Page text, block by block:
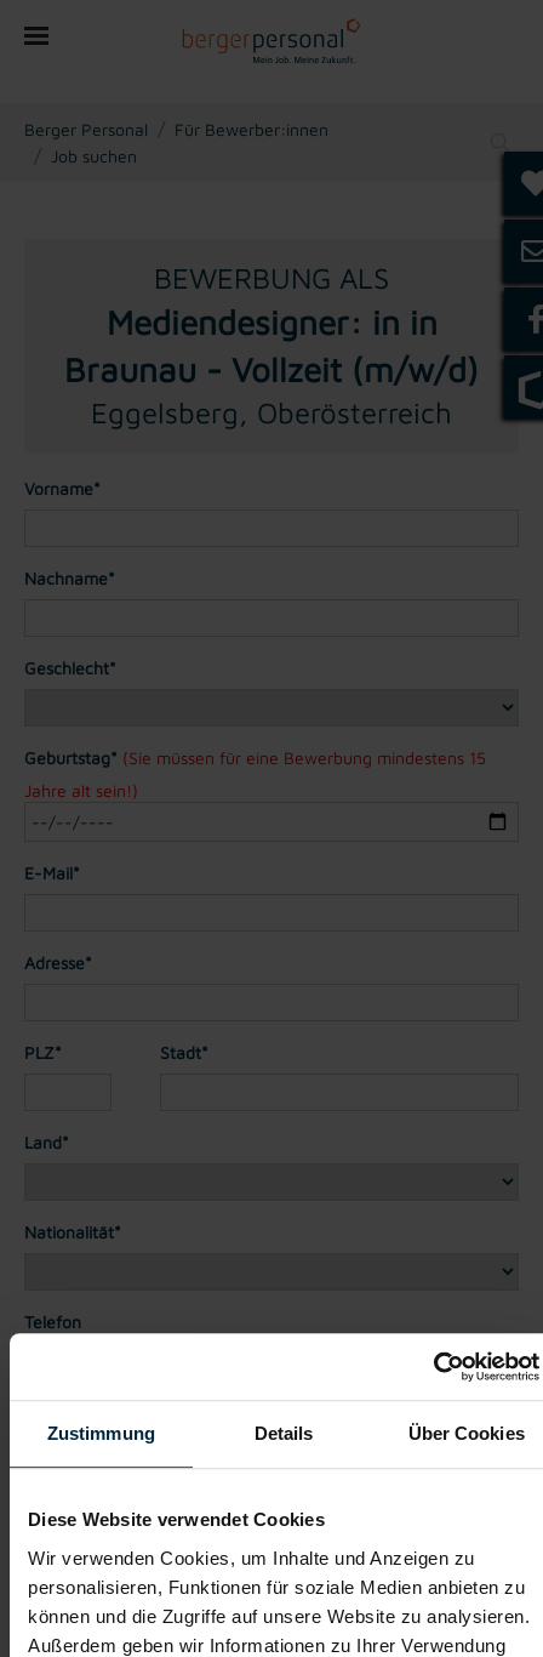
Zustimmung Details Über Cookies
Diese Website verwendet Cookies
Wir verwenden Cookies, um Inhalte und Anzeigen zu
personalisieren, Funktionen für soziale Medien anbieten zu
können und die Zugriffe auf unsere Website zu analysieren.
Außerdem geben wir Informationen zu Ihrer Verwendung
You are here:
Berger Personal
Für Bewerber:innen
Job suchen
BEWERBUNG ALS
Mediendesigner: in in
Braunau - Vollzeit (m/w/d)
Eggelsberg, Oberösterreich
Vorname*
Nachname*
Geschlecht*
Geburtstag* (Sie müssen für eine Bewerbung mindestens 15
Jahre alt sein!)
E-Mail*
Adresse*
PLZ* Stadt*
Land*
Nationalität*
Telefon
Empfehlungschreiben / Zeugnisse